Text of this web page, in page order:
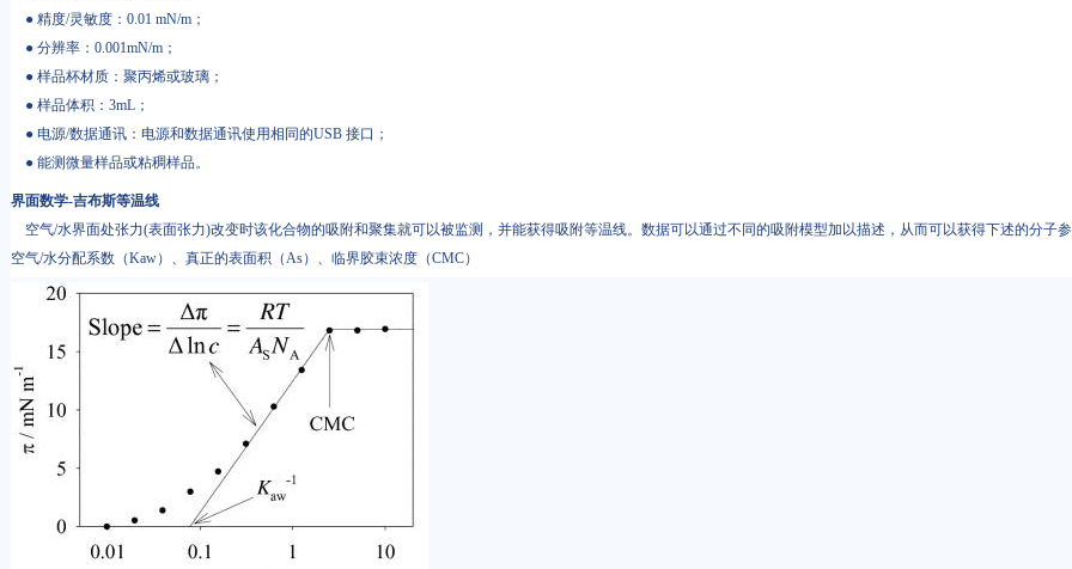
● 精度/灵敏度：0.01 mN/m；
● 分辨率：0.001mN/m；
● 样品杯材质：聚丙烯或玻璃；
● 样品体积：3mL；
● 电源/数据通讯：电源和数据通讯使用相同的USB 接口；
● 能测微量样品或粘稠样品。
界面数学-吉布斯等温线
空气/水界面处张力(表面张力)改变时该化合物的吸附和聚集就可以被监测，并能获得吸附等温线。数据可以通过不同的吸附模型加以描述，从而可以获得下述的分子
空气/水分配系数（Kaw）、真正的表面积（As）、临界胶束浓度（CMC）